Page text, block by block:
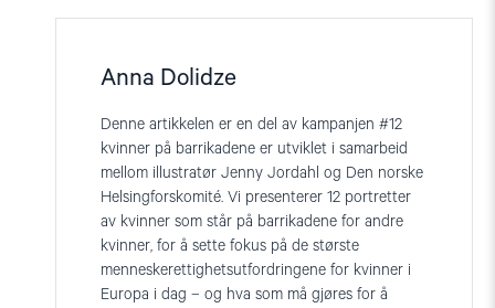
Anna Dolidze
Denne artikkelen er en del av kampanjen #12
kvinner på barrikadene er utviklet i samarbeid
mellom illustratør Jenny Jordahl og Den norske
Helsingforskomité. Vi presenterer 12 portretter
av kvinner som står på barrikadene for andre
kvinner, for å sette fokus på de største
menneskerettighetsutfordringene for kvinner i
Europa i dag – og hva som må gjøres for å